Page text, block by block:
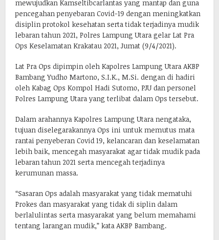
mewujudkan Kamseltibcarlantas yang mantap dan guna
pencegahan penyebaran Covid-19 dengan meningkatkan
disiplin protokol kesehatan serta tidak terjadinya mudik
lebaran tahun 2021, Polres Lampung Utara gelar Lat Pra
Ops Keselamatan Krakatau 2021, Jumat (9/4/2021).
Lat Pra Ops dipimpin oleh Kapolres Lampung Utara AKBP
Bambang Yudho Martono, S.I.K., M.Si. dengan di hadiri
oleh Kabag Ops Kompol Hadi Sutomo, PJU dan personel
Polres Lampung Utara yang terlibat dalam Ops tersebut.
Dalam arahannya Kapolres Lampung Utara nengataka,
tujuan diselegarakannya Ops ini untuk memutus mata
rantai penyeberan Covid 19, kelancaran dan keselamatan
lebih baik, mencegah masyarakat agar tidak mudik pada
lebaran tahun 2021 serta mencegah terjadinya
kerumunan massa.
“Sasaran Ops adalah masyarakat yang tidak mematuhi
Prokes dan masyarakat yang tidak di siplin dalam
berlalulintas serta masyarakat yang belum memahami
tentang larangan mudik,” kata AKBP Bambang.